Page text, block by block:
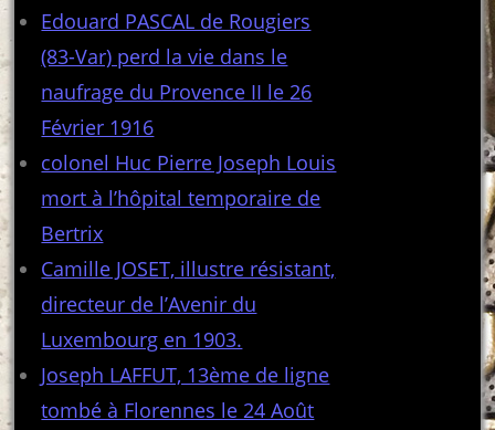
Edouard PASCAL de Rougiers
(83-Var) perd la vie dans le
naufrage du Provence II le 26
Février 1916
colonel Huc Pierre Joseph Louis
mort à l’hôpital temporaire de
Bertrix
Camille JOSET, illustre résistant,
directeur de l’Avenir du
Luxembourg en 1903.
Joseph LAFFUT, 13ème de ligne
tombé à Florennes le 24 Août